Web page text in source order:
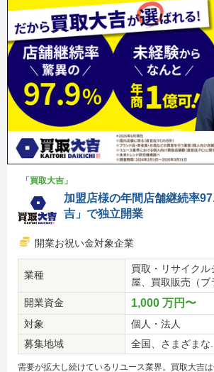
「買取大吉」
加盟店様の年間店舗継続率
吉」で独立開業
開業お祝い金対象企業
業種
買取・リサイク
屋、買取販売（ブ
開業資金
1,000 万円〜
対象
個人・法人
募集地域
全国、さまざまな...
需要が拡大し続けているリユース業界。買取大吉